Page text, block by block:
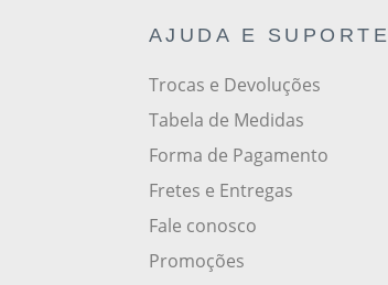
AJUDA E SUPORTE
Trocas e Devoluções
Tabela de Medidas
Forma de Pagamento
Fretes e Entregas
Fale conosco
Promoções